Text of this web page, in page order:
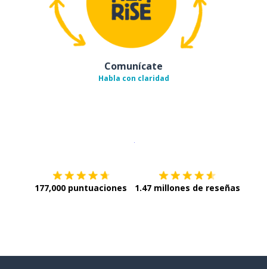
Comunícate
Habla con claridad
177,000 puntuaciones 1.47 millones de reseñas